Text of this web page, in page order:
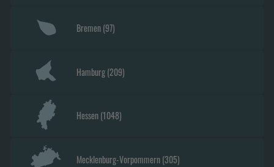
Bremen(97)
Hamburg(209)
Hessen(1048)
Mecklenburg-Vorpommern(305)